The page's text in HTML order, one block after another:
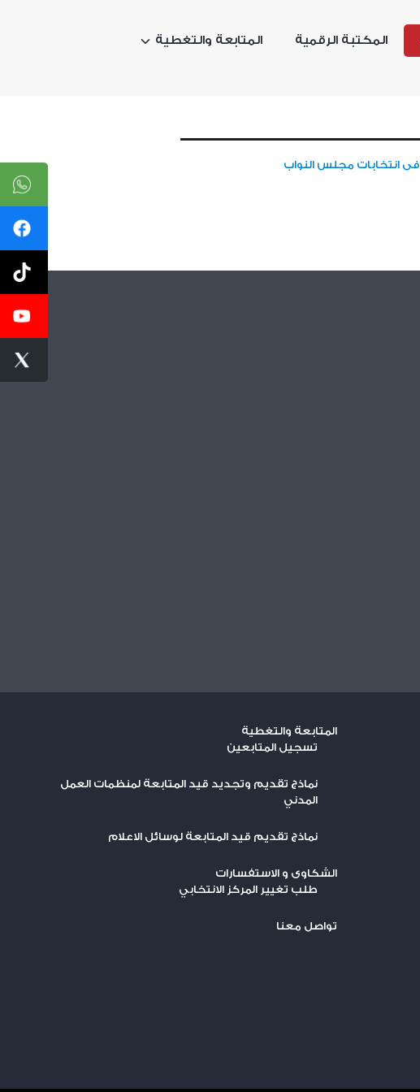
المكتبة الرقمية المتابعة والتغطية
المتابعة والتغطية
تسجيل المتابعين
نماذج تقديم وتجديد قيد المتابعة لمنظمات العمل
المدني
نماذج تقديم قيد المتابعة لوسائل الاعلام
الشكاوى و الاستفسارات
طلب تغيير المركز الانتخابي
تواصل معنا